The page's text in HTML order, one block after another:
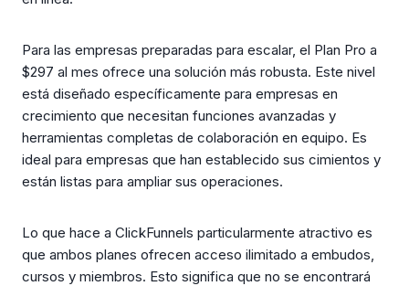
Para las empresas preparadas para escalar, el Plan Pro a
$297 al mes ofrece una solución más robusta. Este nivel
está diseñado específicamente para empresas en
crecimiento que necesitan funciones avanzadas y
herramientas completas de colaboración en equipo. Es
ideal para empresas que han establecido sus cimientos y
están listas para ampliar sus operaciones.
Lo que hace a ClickFunnels particularmente atractivo es
que ambos planes ofrecen acceso ilimitado a embudos,
cursos y miembros. Esto significa que no se encontrará